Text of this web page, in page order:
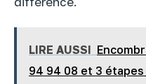
LIRE AUSSI
94 94 08 et 3